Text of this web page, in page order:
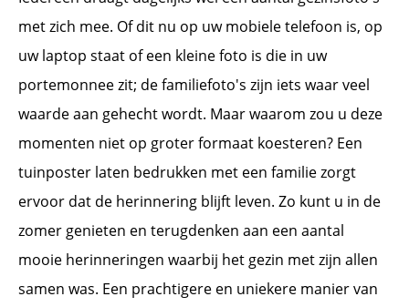
met zich mee. Of dit nu op uw mobiele telefoon is, op
uw laptop staat of een kleine foto is die in uw
portemonnee zit; de familiefoto's zijn iets waar veel
waarde aan gehecht wordt. Maar waarom zou u deze
momenten niet op groter formaat koesteren? Een
tuinposter laten bedrukken met een familie zorgt
ervoor dat de herinnering blijft leven. Zo kunt u in de
zomer genieten en terugdenken aan een aantal
mooie herinneringen waarbij het gezin met zijn allen
samen was. Een prachtigere en uniekere manier van